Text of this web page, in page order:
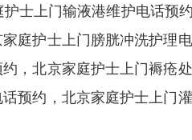
士上门输液港维护电话预
庭护士上门膀胱冲洗护理
，北京家庭护士上门褥疮
预约，北京家庭护士上门